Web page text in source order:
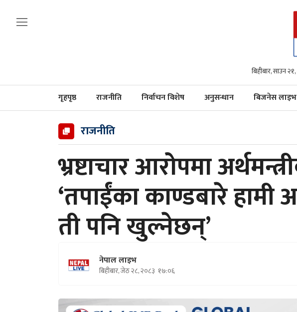
बिहीबार, साउन
गृहपृष्ठ राजनीति निर्वाचन विशेष अनुसन्धान बिजनेस लाइभ
राजनीति
भ्रष्टाचार आरोपमा
‘तपाईंका काण्डबारे हामी
ती पनि खुल्नेछन्’
नेपाल लाइभ
बिहीबार, जेठ २८, २०८३ १७:०६